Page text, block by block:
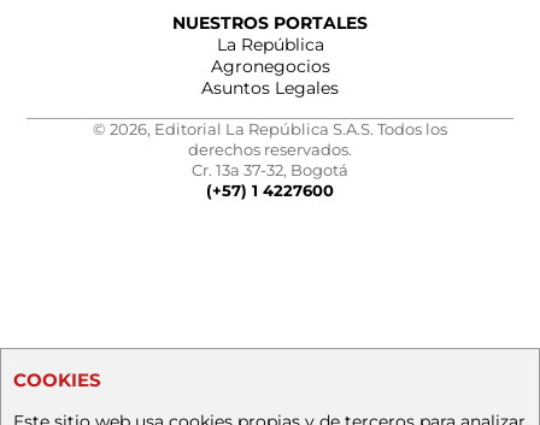
NUESTROS PORTALES
La República
Agronegocios
Asuntos Legales
© 2026, Editorial La República S.A.S. Todos los
derechos reservados.
Cr. 13a 37-32, Bogotá
(+57) 1 4227600
COOKIES